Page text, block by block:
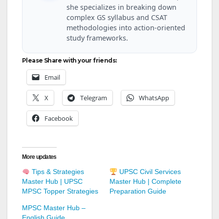
she specializes in breaking down
complex GS syllabus and CSAT
methodologies into action-oriented
study frameworks.
Please Share with your friends:
Email
X Telegram WhatsApp
Facebook
More updates
Tips & Strategies
Master Hub | UPSC
MPSC Topper Strategies
UPSC Civil Services
Master Hub | Complete
Preparation Guide
MPSC Master Hub –